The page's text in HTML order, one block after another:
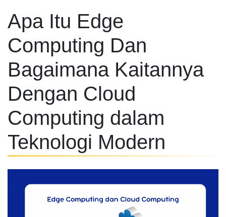
Apa Itu Edge
Computing Dan
Bagaimana Kaitannya
Dengan Cloud
Computing dalam
Teknologi Modern